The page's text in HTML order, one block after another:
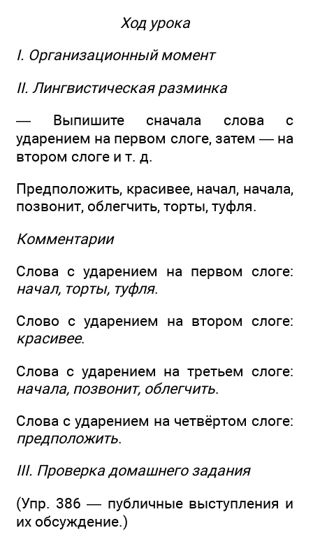
Ход урока
I. Организационный момент
II. Лингвистическая разминка
— Выпишите сначала слова с
ударением на первом слоге, затем — на
втором слоге и т. д.
Предположить, красивее, начал, начала,
позвонит, облегчить, торты, туфля.
Комментарии
Слова с ударением на первом слоге:
начал, торты, туфля.
Слово с ударением на втором слоге:
красивее.
Слова с ударением на третьем слоге:
начала, позвонит, облегчить.
Слова с ударением на четвёртом слоге:
предположить.
III. Проверка домашнего задания
(Упр. 386 — публичные выступления и
их обсуждение.)